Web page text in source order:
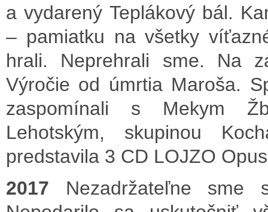
a vydarený Teplákový bál.
– pamiatku na všetky
hrali. Neprehrali sme. Na
Výročie od úmrtia Maroša.
zaspomínali s Mekym
Lehotským, skupinou
predstavila 3 CD LOJZO
2017 Nezadržateľne